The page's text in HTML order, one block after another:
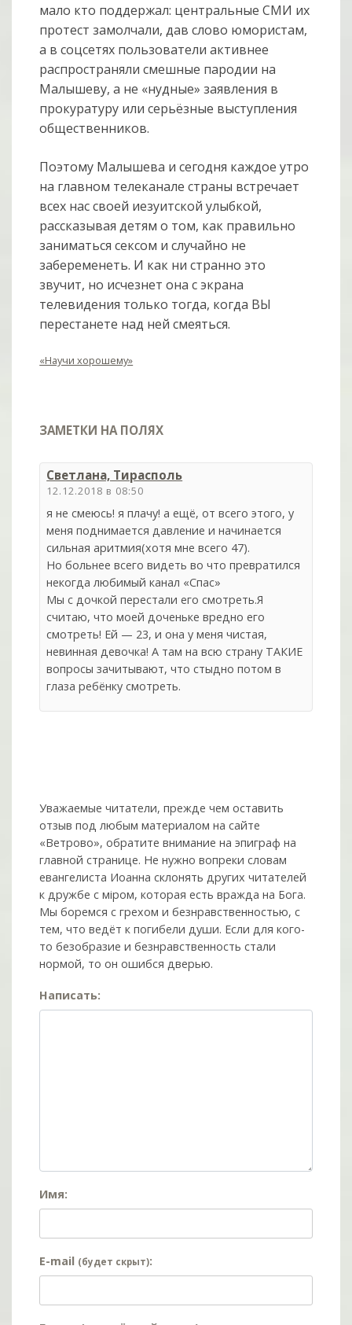
мало кто поддержал: центральные СМИ их
протест замолчали, дав слово юмористам,
а в соцсетях пользователи активнее
распространяли смешные пародии на
Малышеву, а не «нудные» заявления в
прокуратуру или серьёзные выступления
общественников.
Поэтому Малышева и сегодня каждое утро
на главном телеканале страны встречает
всех нас своей иезуитской улыбкой,
рассказывая детям о том, как правильно
заниматься сексом и случайно не
забеременеть. И как ни странно это
звучит, но исчезнет она с экрана
телевидения только тогда, когда ВЫ
перестанете над ней смеяться.
«Научи хорошему»
ЗАМЕТКИ НА ПОЛЯХ
Светлана, Тирасполь
12.12.2018 в 08:50
я не смеюсь! я плачу! а ещё, от всего этого, у
меня поднимается давление и начинается
сильная аритмия(хотя мне всего 47).
Но больнее всего видеть во что превратился
некогда любимый канал «Спас»
Мы с дочкой перестали его смотреть.Я
считаю, что моей доченьке вредно его
смотреть! Ей — 23, и она у меня чистая,
невинная девочка! А там на всю страну ТАКИЕ
вопросы зачитывают, что стыдно потом в
глаза ребёнку смотреть.
Уважаемые читатели, прежде чем оставить
отзыв под любым материалом на сайте
«Ветрово», обратите внимание на эпиграф на
главной странице. Не нужно вопреки словам
евангелиста Иоанна склонять других читателей
к дружбе с мiром, которая есть вражда на Бога.
Мы боремся с грехом и без­нрав­ствен­ностью, с
тем, что ведёт к погибели души. Если для кого-
то безобразие и безнравственность стали
нормой, то он ошибся дверью.
Написать:
Имя:
E-mail (будет скрыт):